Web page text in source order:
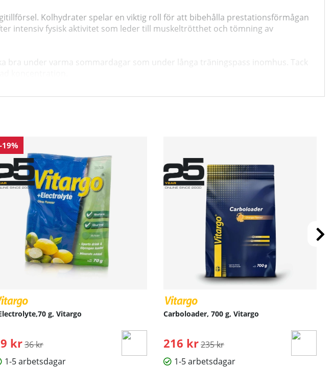
Kolhydrater spelar en viktig roll för att bibehålla prestationsförmågan
intensiv fysisk aktivitet som leder till muskeltrötthet och tömning av
bra under varma sommardagar som under långa träningspass inomhus. Tack
på ett bekvämt sätt under hela träningsdagen.
-19%
g, Vitargo
kr Ordinarie pris:
36 kr
1-5 arbetsdagar
Carboloader, 700 g, Vitargo
216 kr Ordinarie pris:
235 kr
1-5 arbetsdagar